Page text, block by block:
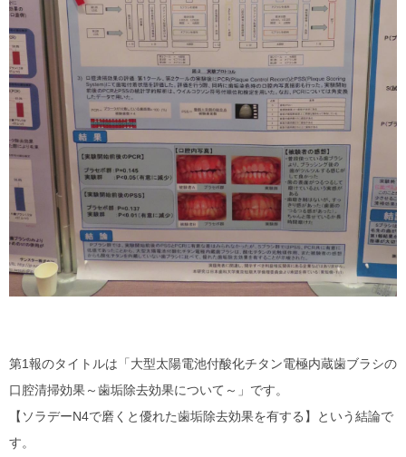
第1報のタイトルは「大型太陽電池付酸化チタン電極内蔵歯ブラシの
口腔清掃効果～歯垢除去効果について～」です。
【ソラデーN4で磨くと優れた歯垢除去効果を有する】という結論で
す。